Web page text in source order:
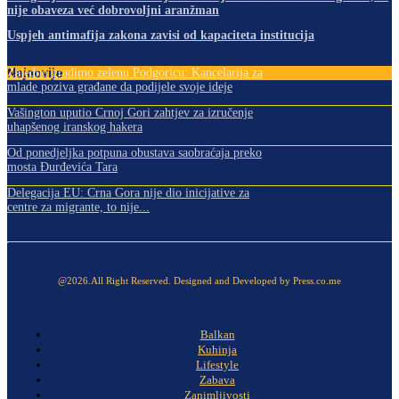
nije obaveza već dobrovoljni aranžman
Uspjeh antimafija zakona zavisi od kapaciteta institucija
Najnovije
Zajedno gradimo zelenu Podgoricu: Kancelarija za
mlade poziva građane da podijele svoje ideje
Vašington uputio Crnoj Gori zahtjev za izručenje
uhapšenog iranskog hakera
Od ponedjeljka potpuna obustava saobraćaja preko
mosta Đurđevića Tara
Delegacija EU: Crna Gora nije dio inicijative za
centre za migrante, to nije...
@2026.All Right Reserved. Designed and Developed by Press.co.me
Balkan
Kuhinja
Lifestyle
Zabava
Zanimljivosti